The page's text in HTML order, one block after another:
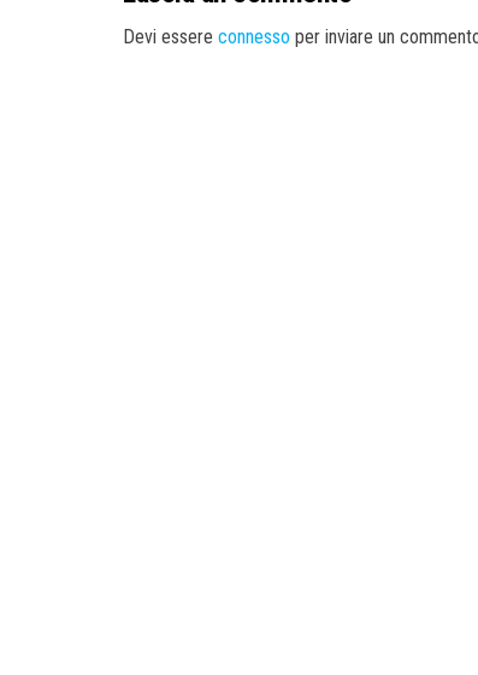
Devi essere connesso per inviare un